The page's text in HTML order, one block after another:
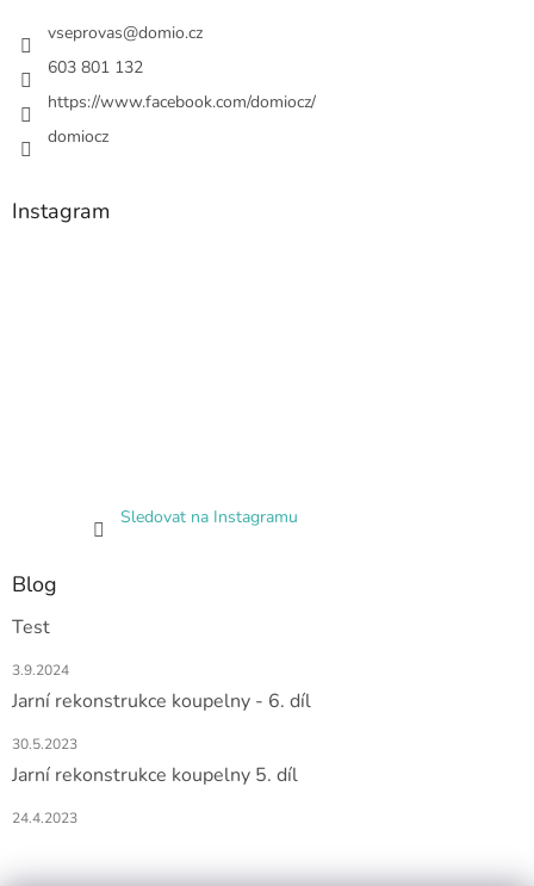
vseprovas@domio.cz
603 801 132
https://www.facebook.com/domiocz/
domiocz
Instagram
Sledovat na Instagramu
Blog
Test
3.9.2024
Jarní rekonstrukce koupelny - 6. díl
30.5.2023
Jarní rekonstrukce koupelny 5. díl
24.4.2023